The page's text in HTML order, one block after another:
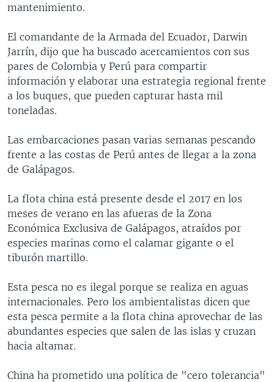
mantenimiento.
El comandante de la Armada del Ecuador, Darwin
Jarrín, dijo que ha buscado acercamientos con sus
pares de Colombia y Perú para compartir
información y elaborar una estrategia regional frente
a los buques, que pueden capturar hasta mil
toneladas.
Las embarcaciones pasan varias semanas pescando
frente a las costas de Perú antes de llegar a la zona
de Galápagos.
La flota china está presente desde el 2017 en los
meses de verano en las afueras de la Zona
Económica Exclusiva de Galápagos, atraídos por
especies marinas como el calamar gigante o el
tiburón martillo.
Esta pesca no es ilegal porque se realiza en aguas
internacionales. Pero los ambientalistas dicen que
esta pesca permite a la flota china aprovechar de las
abundantes especies que salen de las islas y cruzan
hacia altamar.
China ha prometido una política de "cero tolerancia"